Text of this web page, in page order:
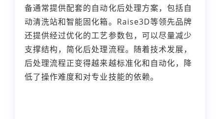
备通常提供配套的自动化后处理方案，包括自
动清洗站和智能固化箱。Raise3D等领先品牌
还提供经过优化的工艺参数包，可以尽量减少
支撑结构，简化后处理流程。随着技术发展，
后处理流程正变得越来越标准化和自动化，降
低了操作难度和对专业技能的依赖。